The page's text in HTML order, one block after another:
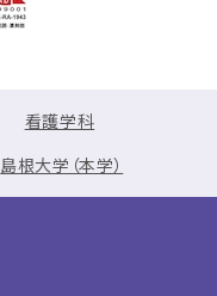
看護学科
島根大学（本学）